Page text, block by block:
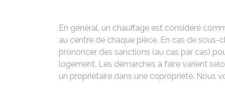
En général, un chauffage est considéré
au centre de chaque pièce. En cas de
prononcer des sanctions (au cas par cas)
logement. Les démarches à faire varient
un propriétaire dans une copropriété. Nous